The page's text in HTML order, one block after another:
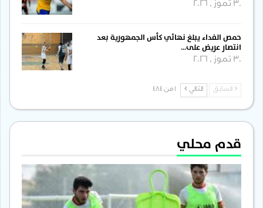
30 تموز , 2026
حمص الفداء يبلغ نهائي كأس الجمهورية بعد
انتصار عريض على…
30 تموز , 2026
السابق التالي
قدم محلي